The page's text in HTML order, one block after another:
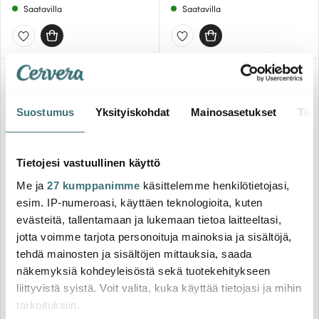
Suostumus Yksityiskohdat Mainosasetukset
Tietojesi vastuullinen käyttö
Me ja 27 kumppanimme käsittelemme henkilötietojasi,
esim. IP-numeroasi, käyttäen teknologioita, kuten
evästeitä, tallentamaan ja lukemaan tietoa laitteeltasi,
jotta voimme tarjota personoituja mainoksia ja sisältöjä,
tehdä mainosten ja sisältöjen mittauksia, saada
näkemyksiä kohdeyleisöstä sekä tuotekehitykseen
liittyvistä syistä. Voit valita, kuka käyttää tietojasi ja mihin
tarkoituksiin.
Saatavilla Saatavilla
Fiskars
Edge Veitsenteroitin Roll
Sharp 16,5 cm
16.97 € 29.00 €
Saatavilla
Fiskars
Essential Veitsiteline 5
veitsellä
49.48 € 87.00 €
-43%
Muutama jäljellä